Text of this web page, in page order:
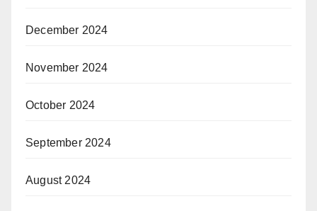
December 2024
November 2024
October 2024
September 2024
August 2024